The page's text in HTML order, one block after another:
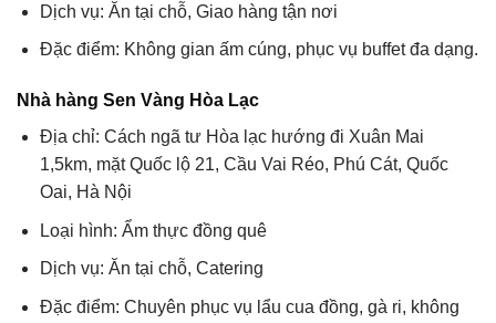
Dịch vụ: Ăn tại chỗ, Giao hàng tận nơi
Đặc điểm: Không gian ấm cúng, phục vụ buffet đa dạng.
Nhà hàng Sen Vàng Hòa Lạc
Địa chỉ: Cách ngã tư Hòa lạc hướng đi Xuân Mai
1,5km, mặt Quốc lộ 21, Cầu Vai Réo, Phú Cát, Quốc
Oai, Hà Nội
Loại hình: Ẩm thực đồng quê
Dịch vụ: Ăn tại chỗ, Catering
Đặc điểm: Chuyên phục vụ lẩu cua đồng, gà ri, không